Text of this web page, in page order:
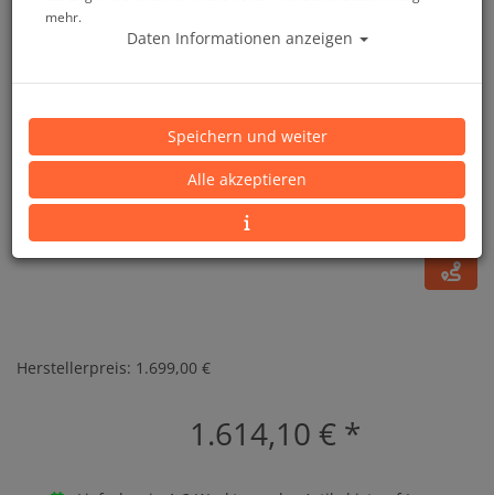
ScubaPro Sidemount Set - MK25 Evo - G260
Artikelnr.: scu-12252060
Herstellerpreis: 1.699,00 €
1.614,10 €*
mehr.
Daten Informationen anzeigen
Speichern und weiter
Alle akzeptieren